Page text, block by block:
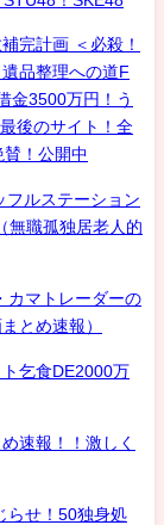
完計画 ＜必殺！
品整理への道F
金3500万円！う
後のサイト！全
！公開中
フルステーション
無職孤独居老人的
マトレーダーの
とめ速報）
乞食DE2000万
速報！！激しく
らせ！50独身処